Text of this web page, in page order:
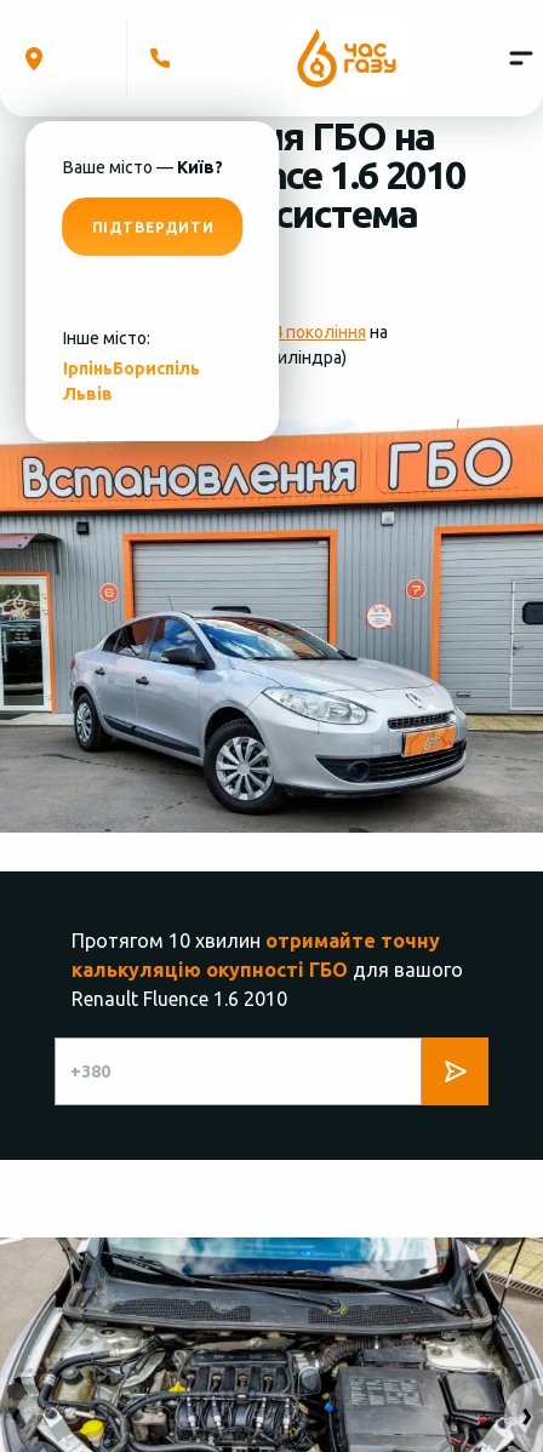
Ваше місто — Київ?
ПІДТВЕРДИТИ
Інше місто:
ІрпіньБориспіль
Львів
Встановлення ГБО на
Renault Fluence 1.6 2010
(4 циліндра) система
ГБО - MRC
Фотографії установки ГБО 4 покоління на
Renault Fluence 1.6 2010 (4 циліндра)
Протягом 10 хвилин отримайте точну
калькуляцію окупності ГБО для вашого
Renault Fluence 1.6 2010